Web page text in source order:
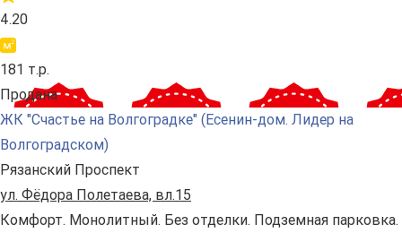
4.20
181 т.р.
Продана
ЖК "Счастье на Волгоградке" (Есенин-дом. Лидер на
Волгоградском)
Рязанский Проспект
ул. Фёдора Полетаева, вл.15
Комфорт. Монолитный. Без отделки. Подземная парковка.